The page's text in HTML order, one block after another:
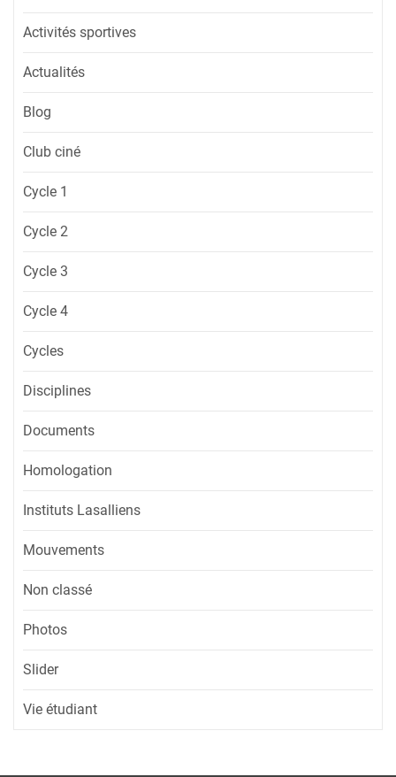
Activités sportives
Actualités
Blog
Club ciné
Cycle 1
Cycle 2
Cycle 3
Cycle 4
Cycles
Disciplines
Documents
Homologation
Instituts Lasalliens
Mouvements
Non classé
Photos
Slider
Vie étudiant